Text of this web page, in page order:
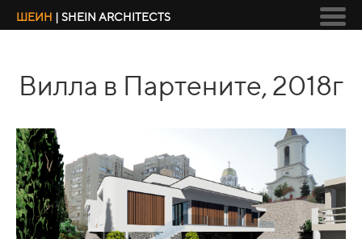
ШЕИН | SHEIN ARCHITECTS
Вилла в Партените, 2018г